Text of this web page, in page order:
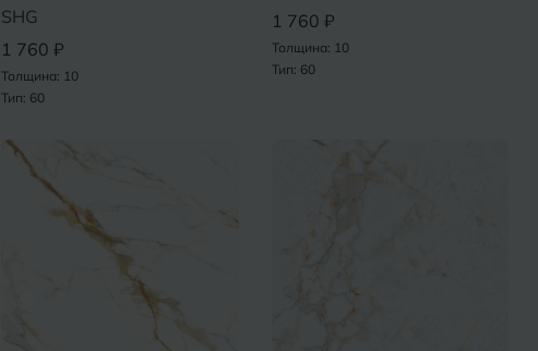
SHG
1 760 ₽
Толщина: 10
Тип: 60
1 760 ₽
Толщина: 10
Тип: 60